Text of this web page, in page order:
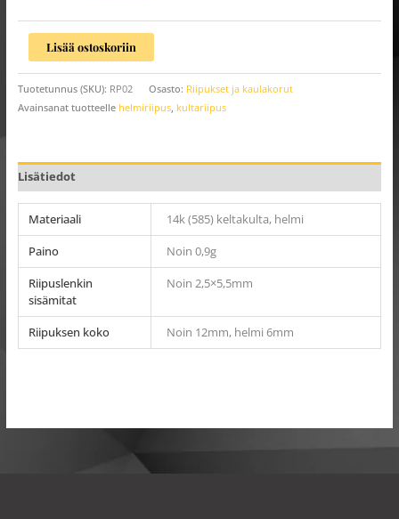
Lisää ostoskoriin
Tuotetunnus (SKU): RP02 Osasto: Riipukset ja kaulakorut
Avainsanat tuotteelle helmiriipus, kultariipus
Lisätiedot
Materiaali
14k (585) keltakulta, helmi
Paino
Noin 0,9g
Riipuslenkin
sisämitat
Noin 2,5×5,5mm
Riipuksen koko Noin 12mm, helmi 6mm